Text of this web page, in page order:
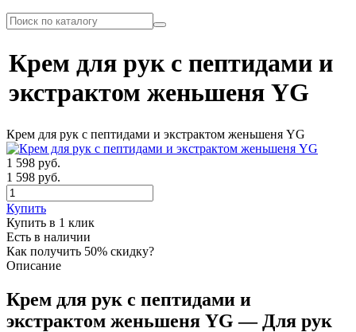
Крем для рук с пептидами и
экстрактом женьшеня YG
Крем для рук с пептидами и экстрактом женьшеня YG
1 598 руб.
1 598 руб.
Купить
Купить в 1 клик
Есть в наличии
Как получить 50% скидку?
Описание
Крем для рук с пептидами и
экстрактом женьшеня YG — Для рук